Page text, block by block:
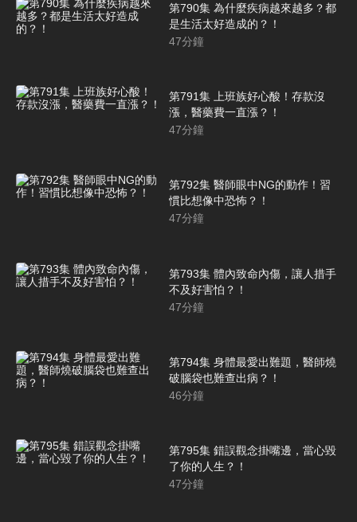
第790集 為什麼疾病越來越多？都
是生活太好造成的？！
47分鐘
第791集 上班族好心酸！存款沒
漲，醫藥費一直漲？！
47分鐘
第792集 醫師眼中NG的動作！習
慣比想像中恐怖？！
47分鐘
第793集 體內致命內傷，讓人措手
不及好害怕？！
47分鐘
第794集 身體最愛出難題，醫師燒
破腦袋也難查出病？！
46分鐘
第795集 錯誤觀念掛嘴邊，當心毀
了你的人生？！
47分鐘